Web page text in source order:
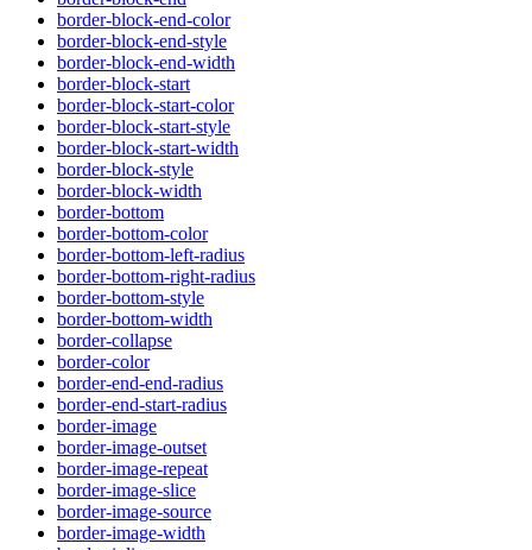
border-block-end-color
border-block-end-style
border-block-end-width
border-block-start
border-block-start-color
border-block-start-style
border-block-start-width
border-block-style
border-block-width
border-bottom
border-bottom-color
border-bottom-left-radius
border-bottom-right-radius
border-bottom-style
border-bottom-width
border-collapse
border-color
border-end-end-radius
border-end-start-radius
border-image
border-image-outset
border-image-repeat
border-image-slice
border-image-source
border-image-width